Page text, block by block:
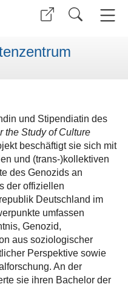
und Stipendiatin des
the Study of Culture
beschäftigt sie sich mit
und (trans-)kollektiven
des Genozids an
der offiziellen
Deutschland im
umfassen
Genozid,
aus soziologischer
Perspektive sowie
An der
sie ihren Bachelor der